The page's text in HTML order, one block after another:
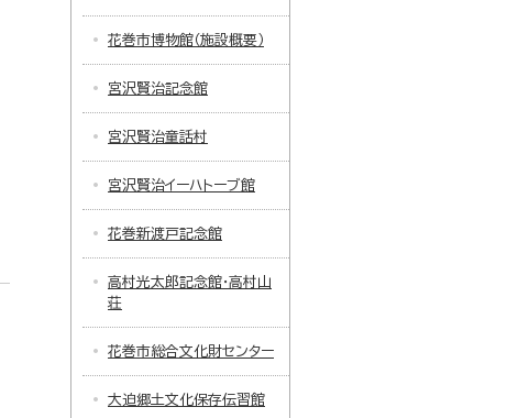
花巻市博物館（施設概要）
宮沢賢治記念館
宮沢賢治童話村
宮沢賢治イーハトーブ館
花巻新渡戸記念館
高村光太郎記念館・高村山
荘
花巻市総合文化財センター
大迫郷土文化保存伝習館